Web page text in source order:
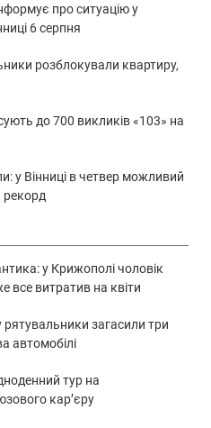
про ситуацію у
6 серпня
розблокували квартиру,
до 700 викликів «103» на
у Вінниці в четвер можливий
рекорд
у Крижополі чоловік
все витратив на квіти
рятувальники загасили три
автомобілі
тур на
кар’єру